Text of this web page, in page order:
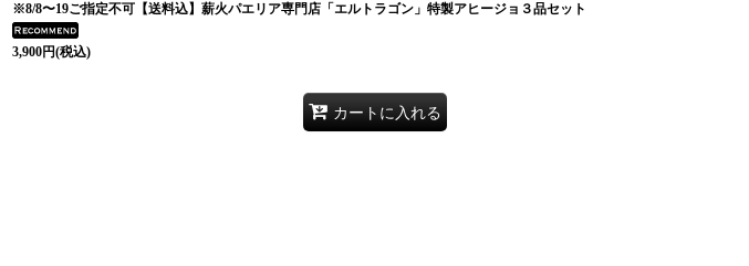
※8/8〜19ご指定不可【送料込】薪火パエリア専門店「エルトラゴン」特製アヒージョ３品セット
3,900円(税込)
カートに入れる